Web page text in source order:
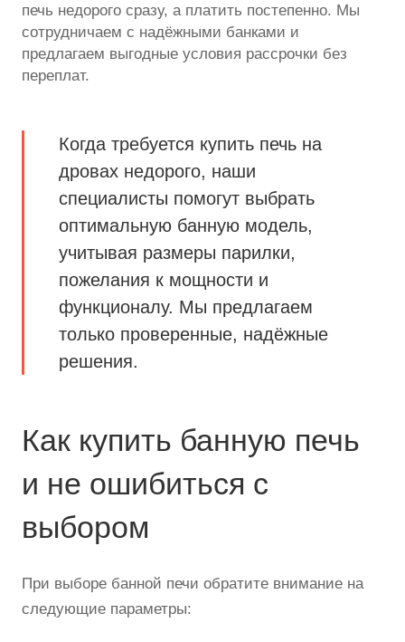
печь недорого сразу, а платить постепенно. Мы
сотрудничаем с надёжными банками и
предлагаем выгодные условия рассрочки без
переплат.
Когда требуется купить печь на
дровах недорого, наши
специалисты помогут выбрать
оптимальную банную модель,
учитывая размеры парилки,
пожелания к мощности и
функционалу. Мы предлагаем
только проверенные, надёжные
решения.
Как купить банную печь
и не ошибиться с
выбором
При выборе банной печи обратите внимание на
следующие параметры: